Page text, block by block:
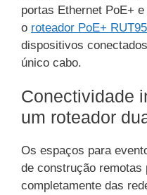
portas Ethernet PoE+
o roteador PoE+
dispositivos
único cabo.
Conectividade
um roteador
Os espaços para
de construção remotas
completamente das